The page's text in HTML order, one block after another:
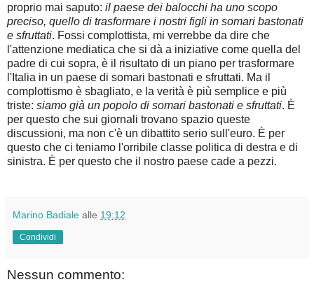
proprio mai saputo: il paese dei balocchi ha uno scopo
preciso, quello di trasformare i nostri figli in somari bastonati
e sfruttati. Fossi complottista, mi verrebbe da dire che
l'attenzione mediatica che si dà a iniziative come quella del
padre di cui sopra, è il risultato di un piano per trasformare
l'Italia in un paese di somari bastonati e sfruttati. Ma il
complottismo è sbagliato, e la verità è più semplice e più
triste: siamo già un popolo di somari bastonati e sfruttati. È
per questo che sui giornali trovano spazio queste
discussioni, ma non c'è un dibattito serio sull'euro. È per
questo che ci teniamo l'orribile classe politica di destra e di
sinistra. È per questo che il nostro paese cade a pezzi.
Marino Badiale alle 19:12
Condividi
Nessun commento: